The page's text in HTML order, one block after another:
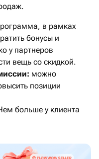
в рамках
бонусы и
у партнеров
вещь со скидкой.
можно
позиции
больше у клиента